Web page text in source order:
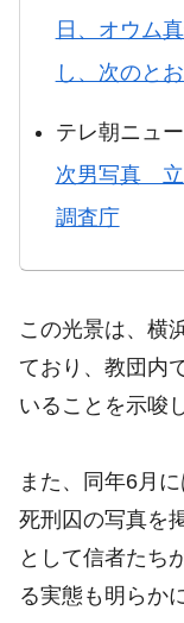
日、オウム
し、次のと
テレ朝ニュー
次男写真
調査庁
この光景は、横
ており、教団内
いることを示唆
また、同年6月
死刑囚の写真を
として信者たち
る実態も明らか